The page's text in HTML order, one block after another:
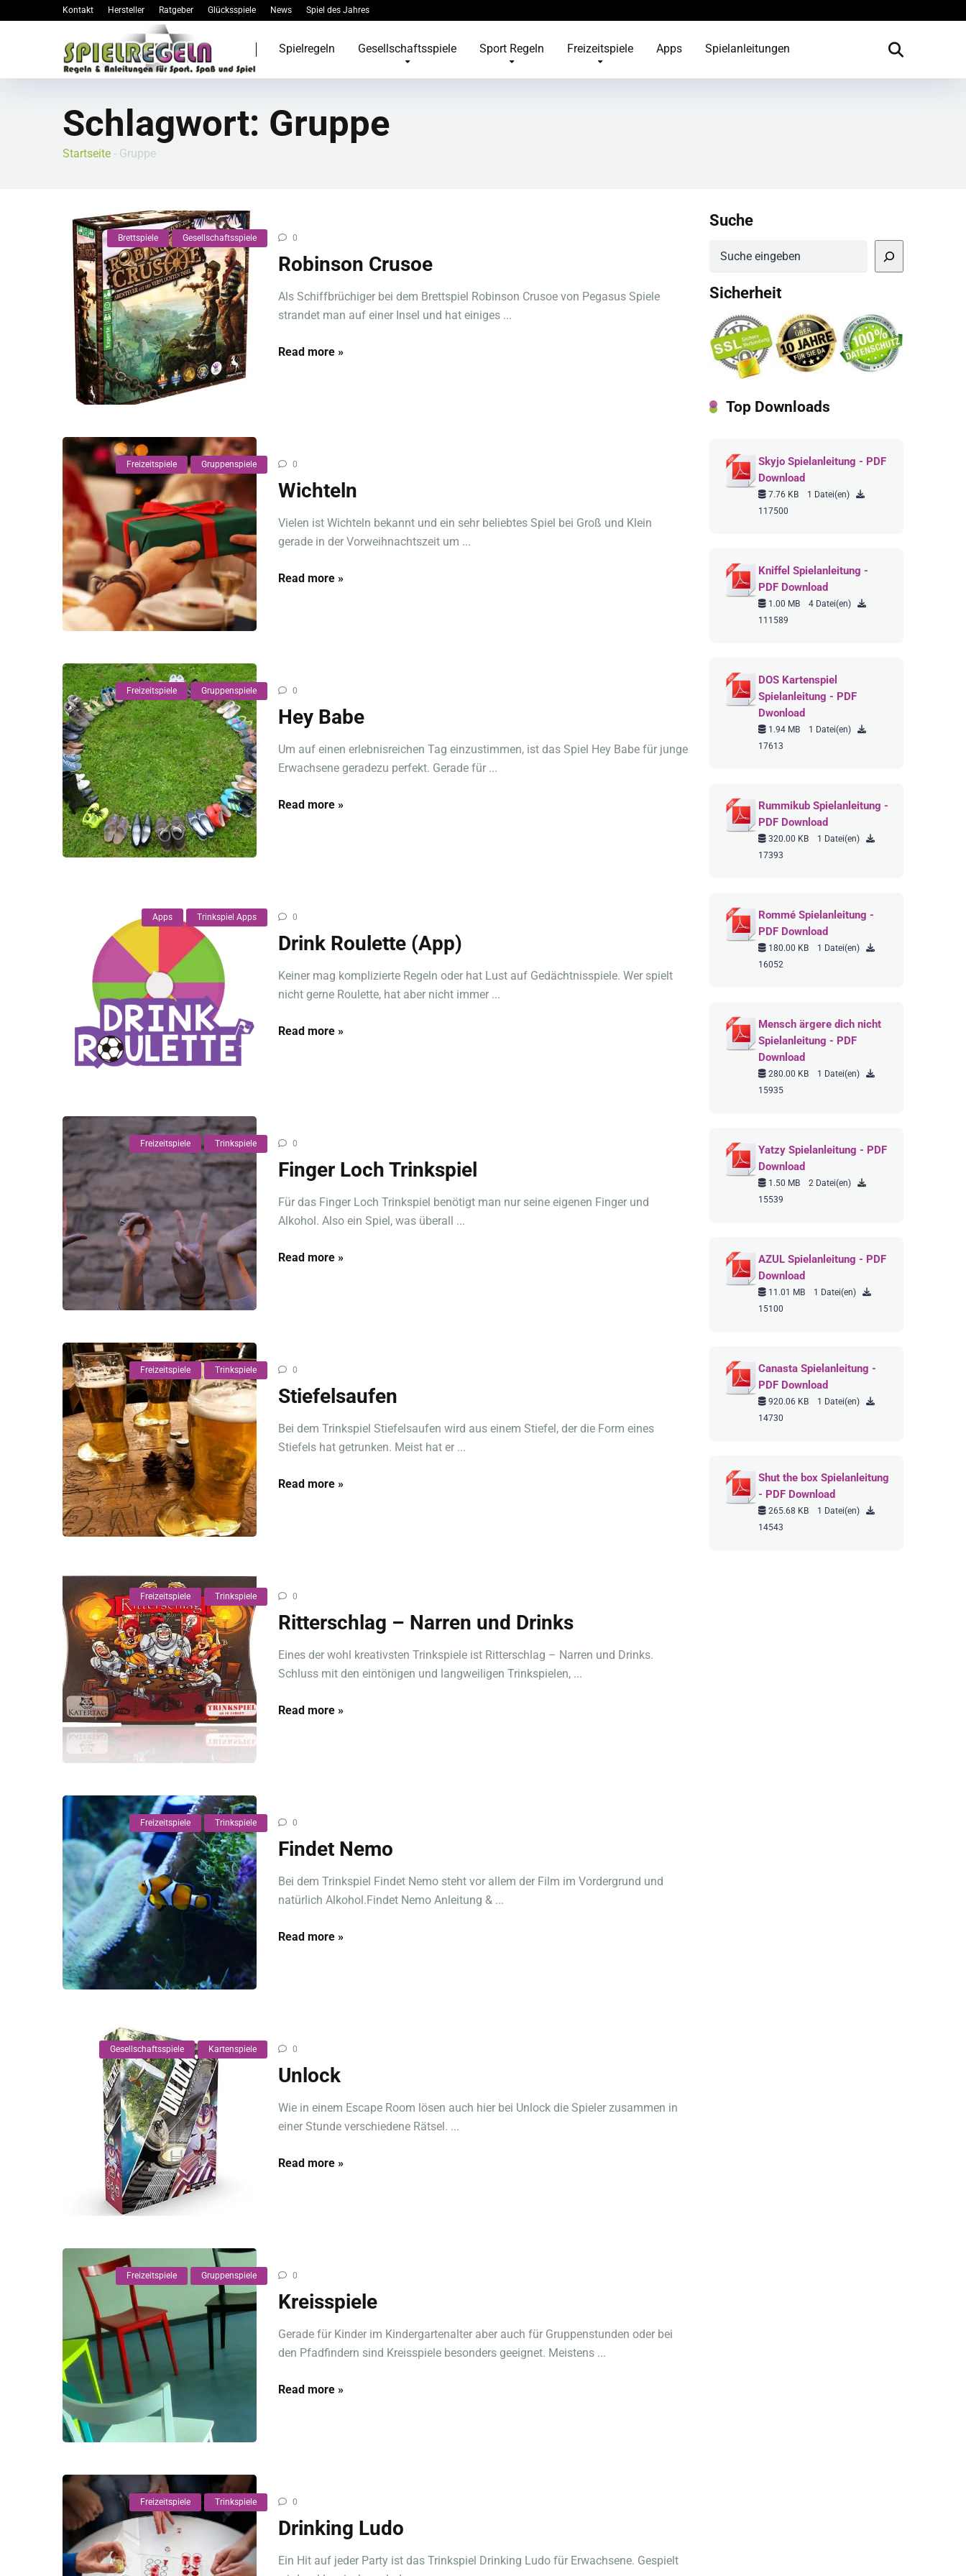
Kontakt Hersteller Ratgeber Glücksspiele News Spiel des Jahres
Spielregeln Gesellschaftsspiele Sport Regeln Freizeitspiele Apps Spielanleitungen
Schlagwort: Gruppe
Startseite - Gruppe
Brettspiele Gesellschaftsspiele 0
Robinson Crusoe
Als Schiffbrüchiger bei dem Brettspiel Robinson Crusoe von Pegasus Spiele
strandet man auf einer Insel und hat einiges ...
Read more »
Freizeitspiele Gruppenspiele 0
Wichteln
Vielen ist Wichteln bekannt und ein sehr beliebtes Spiel bei Groß und Klein
gerade in der Vorweihnachtszeit um ...
Read more »
Freizeitspiele Gruppenspiele 0
Hey Babe
Um auf einen erlebnisreichen Tag einzustimmen, ist das Spiel Hey Babe für junge
Erwachsene geradezu perfekt. Gerade für ...
Read more »
Apps Trinkspiel Apps 0
Drink Roulette (App)
Keiner mag komplizierte Regeln oder hat Lust auf Gedächtnisspiele. Wer spielt
nicht gerne Roulette, hat aber nicht immer ...
Read more »
Freizeitspiele Trinkspiele 0
Finger Loch Trinkspiel
Für das Finger Loch Trinkspiel benötigt man nur seine eigenen Finger und
Alkohol. Also ein Spiel, was überall ...
Read more »
Freizeitspiele Trinkspiele 0
Stiefelsaufen
Bei dem Trinkspiel Stiefelsaufen wird aus einem Stiefel, der die Form eines
Stiefels hat getrunken. Meist hat er ...
Read more »
Freizeitspiele Trinkspiele 0
Ritterschlag – Narren und Drinks
Eines der wohl kreativsten Trinkspiele ist Ritterschlag – Narren und Drinks.
Schluss mit den eintönigen und langweiligen Trinkspielen, ...
Read more »
Freizeitspiele Trinkspiele 0
Findet Nemo
Bei dem Trinkspiel Findet Nemo steht vor allem der Film im Vordergrund und
natürlich Alkohol.Findet Nemo Anleitung & ...
Read more »
Gesellschaftsspiele Kartenspiele 0
Unlock
Wie in einem Escape Room lösen auch hier bei Unlock die Spieler zusammen in
einer Stunde verschiedene Rätsel. ...
Read more »
Freizeitspiele Gruppenspiele 0
Kreisspiele
Gerade für Kinder im Kindergartenalter aber auch für Gruppenstunden oder bei
den Pfadfindern sind Kreisspiele besonders geeignet. Meistens ...
Read more »
Freizeitspiele Trinkspiele 0
Drinking Ludo
Ein Hit auf jeder Party ist das Trinkspiel Drinking Ludo für Erwachsene. Gespielt
Suche
Sicherheit
Top Downloads
Skyjo Spielanleitung - PDF
Download
7.76 KB
1 Datei(en)
117500
Kniffel Spielanleitung -
PDF Download
1.00 MB
4 Datei(en)
111589
DOS Kartenspiel
Spielanleitung - PDF
Dwonload
1.94 MB
1 Datei(en)
17613
Rummikub Spielanleitung -
PDF Download
320.00 KB
1 Datei(en)
17393
Rommé Spielanleitung -
PDF Download
180.00 KB
1 Datei(en)
16052
Mensch ärgere dich nicht
Spielanleitung - PDF
Download
280.00 KB
1 Datei(en)
15935
Yatzy Spielanleitung - PDF
Download
1.50 MB
2 Datei(en)
15539
AZUL Spielanleitung - PDF
Download
11.01 MB
1 Datei(en)
15100
Canasta Spielanleitung -
PDF Download
920.06 KB
1 Datei(en)
14730
Shut the box Spielanleitung
- PDF Download
265.68 KB
1 Datei(en)
14543